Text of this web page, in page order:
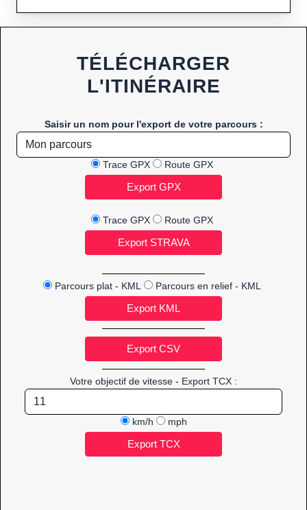
TÉLÉCHARGER
L'ITINÉRAIRE
Saisir un nom pour l'export de votre parcours :
Trace GPX Route GPX
Trace GPX Route GPX
Parcours plat - KML Parcours en relief - KML
Votre objectif de vitesse - Export TCX :
km/h mph